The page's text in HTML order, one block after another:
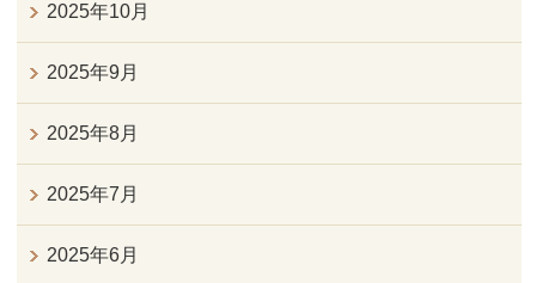
2025年10月
2025年9月
2025年8月
2025年7月
2025年6月